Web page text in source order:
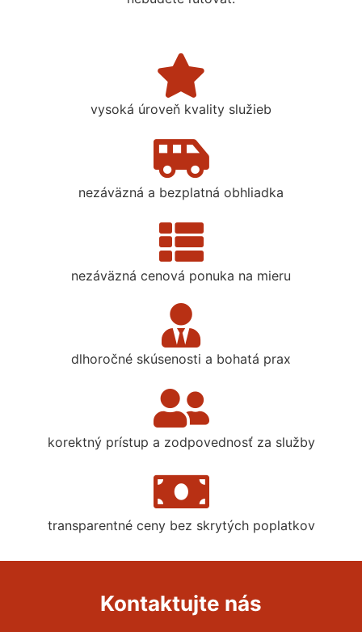
vysoká úroveň kvality služieb
nezáväzná a bezplatná obhliadka
nezáväzná cenová ponuka na mieru
dlhoročné skúsenosti a bohatá prax
korektný prístup a zodpovednosť za služby
transparentné ceny bez skrytých poplatkov
Kontaktujte nás